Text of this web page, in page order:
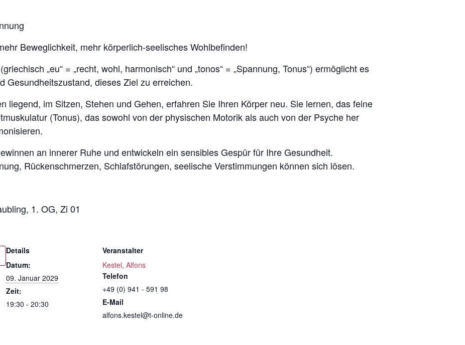
Beweglichkeit, mehr körperlich-seelisches Wohlbefinden!
„eu“ = „recht, wohl, harmonisch“ und „tonos“ = „Spannung, Tonus“) ermöglicht es
Gesundheitszustand, dieses Ziel zu erreichen.
liegend, im Sitzen, Stehen und Gehen, erfahren Sie Ihren Körper neu. Sie lernen, das feine
(Tonus), das sowohl von der physischen Motorik als auch von der Psyche her
an innerer Ruhe und entwickeln ein sensibles Gespür für Ihre Gesundheit.
Rückenschmerzen, Schlafstörungen, seelische Verstimmungen können sich lösen.
1. OG, Zi 01
Details
Datum:
09. Januar 2029
Zeit:
19:30 - 20:30
Veranstalter
Kestel, Alfons
Telefon
+49 (0) 941 - 591 98
E-Mail
alfons.kestel@t-online.de